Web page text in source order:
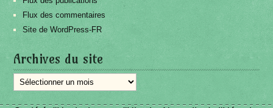
Flux des commentaires
Site de WordPress-FR
Archives du site
Archives
du